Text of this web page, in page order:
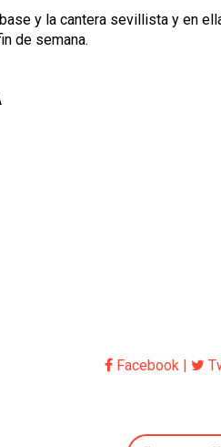
y la cantera sevillista y en
de semana.
Facebook |